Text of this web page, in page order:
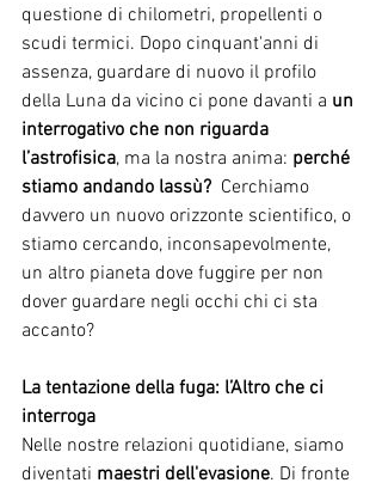
questione di chilometri, propellenti o
scudi termici. Dopo cinquant'anni di
assenza, guardare di nuovo il profilo
della Luna da vicino ci pone davanti a un
interrogativo che non riguarda
l’astrofisica, ma la nostra anima: perché
stiamo andando lassù? Cerchiamo
davvero un nuovo orizzonte scientifico, o
stiamo cercando, inconsapevolmente,
un altro pianeta dove fuggire per non
dover guardare negli occhi chi ci sta
accanto?
La tentazione della fuga: l’Altro che ci
interroga
Nelle nostre relazioni quotidiane, siamo
diventati maestri dell'evasione. Di fronte